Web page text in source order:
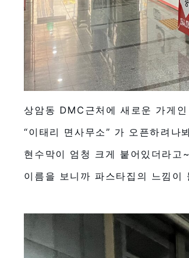
상암동 DMC근처에 새로운 가게인
“이태리 면사무소” 가 오픈하려나
현수막이 엄청 크게 붙어있더라고~
이름을 보니까 파스타집의 느낌이